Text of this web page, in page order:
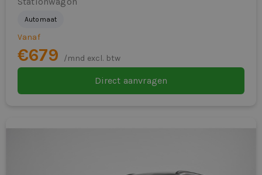
korte looptijden, snelle levering en een menselijk
Klaar om te rijden
Wil je comfortabel en representatief zakelijk rijden
zonder langdurige verplichtingen?
elektrische ramen voor
Elektronisch Stabiliteits Programma
Executive pakket
Automaat
Vanaf
€679 /mnd excl. btw
Direct aanvragen